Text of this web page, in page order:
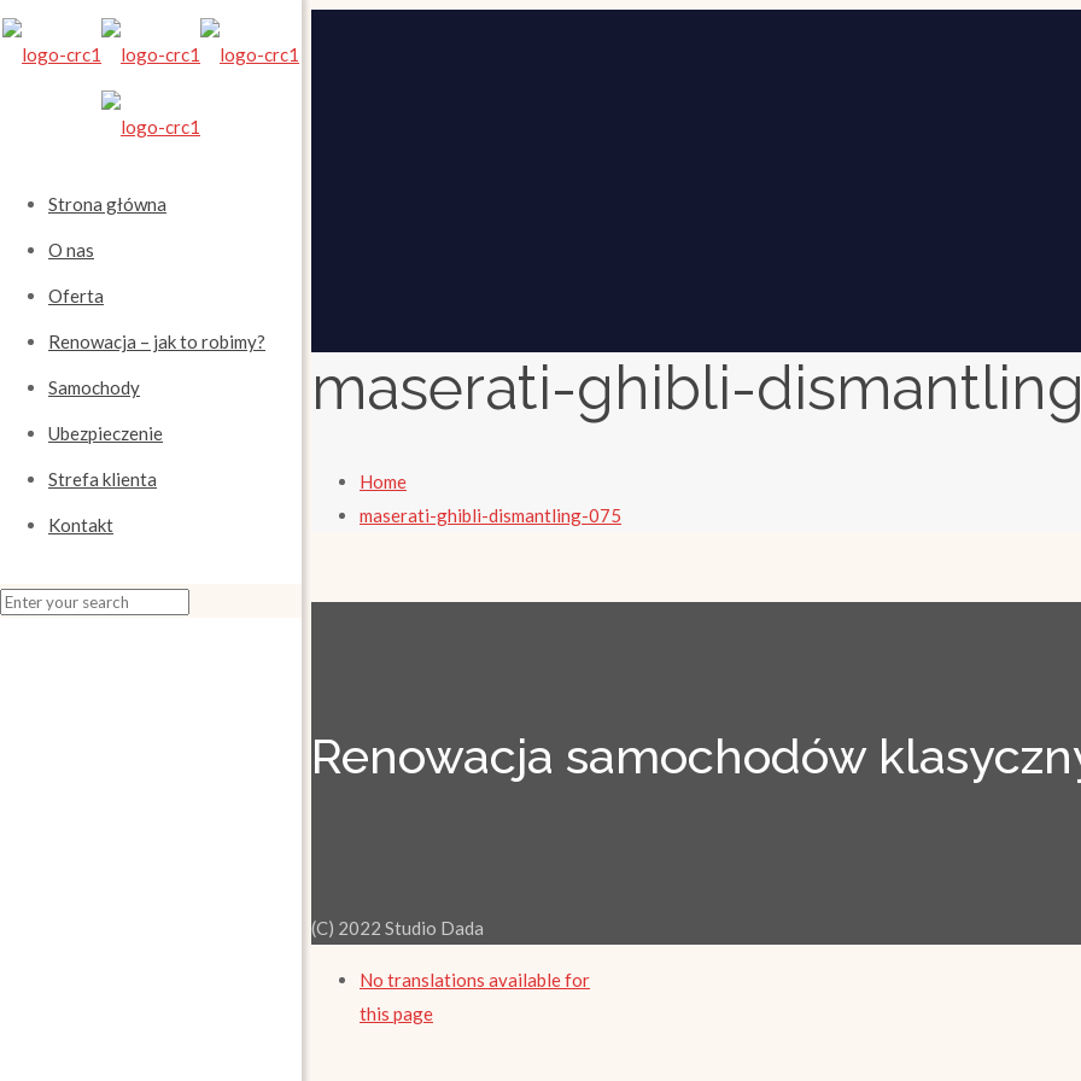
Strona główna
O nas
Oferta
Renowacja – jak to robimy?
Samochody
Ubezpieczenie
Strefa klienta
Kontakt
maserati-ghibli-
Home
maserati-ghibli-dismantling-075
Renowacja samochodów
(C) 2022 Studio Dada
No translations available for
this page